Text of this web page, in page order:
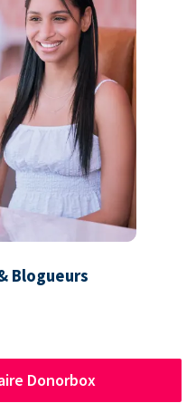
Blogueurs
Donorbox